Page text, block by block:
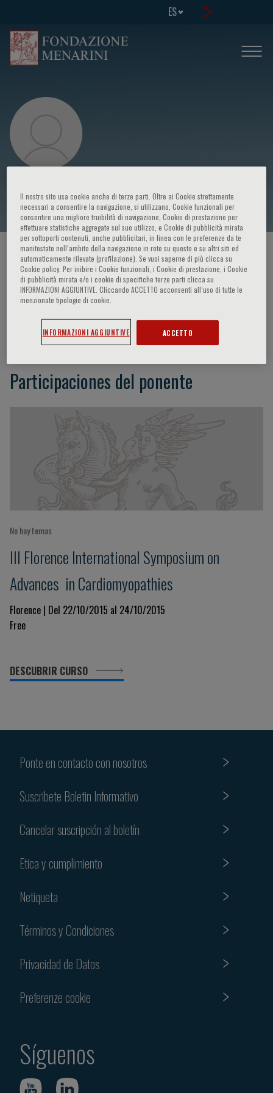
ES
Maria Iascone
HOME PAGE / CURSOS Y EVENTOS / ORADOR
Maria Iascone
Participaciones del ponente
No hay temas
III Florence International Symposium on
Advances in Cardiomyopathies
Florence | Del 22/10/2015 al 24/10/2015
Free
DESCUBRIR CURSO
Ponte en contacto con nosotros
Suscribete Boletin Informativo
Cancelar suscripción al boletín
Etica y cumplimiento
Netiqueta
Términos y Condiciones
Privacidad de Datos
Preferenze cookie
Síguenos
Il nostro sito usa cookie anche di terze parti. Oltre ai Cookie strettamente
necessari a consentire la navigazione, si utilizzano, Cookie funzionali per
consentire una migliore fruibilità di navigazione, Cookie di prestazione per
effettuare statistiche aggregate sul suo utilizzo, e Cookie di pubblicità mirata
per sottoporti contenuti, anche pubblicitari, in linea con le preferenze da te
manifestate nell‘ambito della navigazione in rete su questo e su altri siti ed
automaticamente rilevate (profilazione). Se vuoi saperne di più clicca su
Cookie policy. Per inibire i Cookie funzionali, i Cookie di prestazione, i Cookie
di pubblicità mirata e/o i cookie di specifiche terze parti clicca su
INFORMAZIONI AGGIUNTIVE. Cliccando ACCETTO acconsenti all’uso di tutte le
menzionate tipologie di cookie.
INFORMAZIONI AGGIUNTIVE ACCETTO